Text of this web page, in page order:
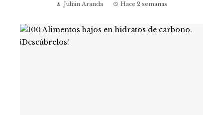
Julián Aranda Hace 2 semanas